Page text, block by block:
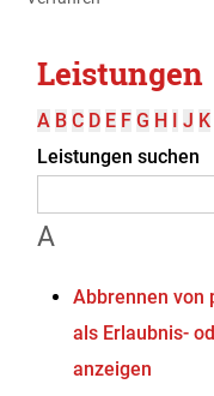
Leistungen
A B C D E F G H I J K
Leistungen suchen
A
Abbrennen von
als Erlaubnis-
anzeigen